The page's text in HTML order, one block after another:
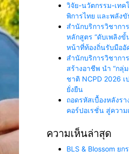
วิจัย-นวัตกรรม-เท
พิการไทย และพลังขั
สำนักบริการวิชาก
หลักสูตร “ดับเพลิงขั้
หน้าที่ท้องถิ่นรับมือ
สำนักบริการวิชากา
สร้างอาชีพ นำ “กลุ่
ชาติ NCPD 2026 เ
ยั่งยืน
ถอดรหัสเบื้องหลังร
คอร์ปอเรชั่น สู่ควา
ความเห็นล่าสุด
BLS & Blossom ย